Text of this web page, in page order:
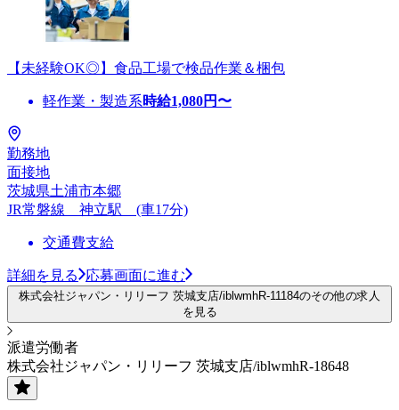
【未経験OK◎】食品工場で検品作業＆梱包
軽作業・製造系時給1,080円〜
勤務地
面接地
茨城県土浦市本郷
JR常磐線 神立駅 (車17分)
交通費支給
詳細を見る 応募画面に進む
株式会社ジャパン・リリーフ 茨城支店/iblwmhR-11184のその他の求人
を見る
派遣労働者
株式会社ジャパン・リリーフ 茨城支店/iblwmhR-18648